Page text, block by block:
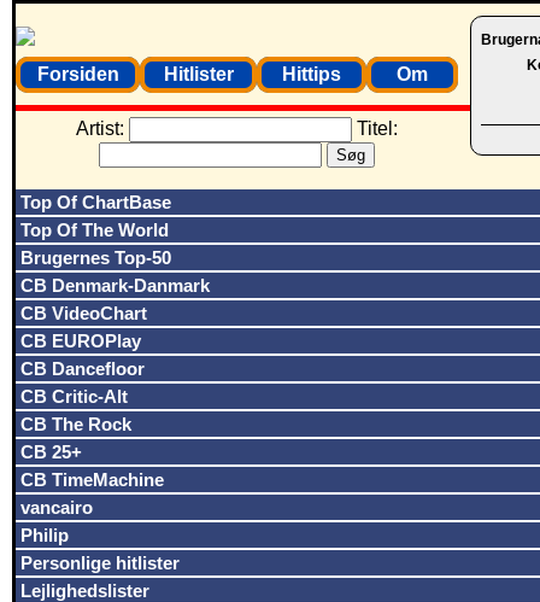
Forsiden Hitlister Hittips Om
Artist: Titel:
Top Of ChartBase
Top Of The World
Brugernes Top-50
CB Denmark-Danmark
CB VideoChart
CB EUROPlay
CB Dancefloor
CB Critic-Alt
CB The Rock
CB 25+
CB TimeMachine
vancairo
Philip
Personlige hitlister
Lejlighedslister